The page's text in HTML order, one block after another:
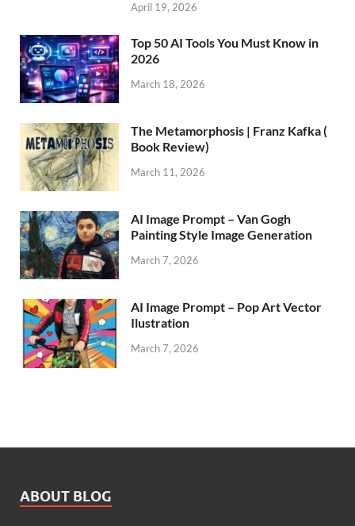
April 19, 2026
Top 50 AI Tools You Must Know in
2026
March 18, 2026
The Metamorphosis | Franz Kafka (
Book Review)
March 11, 2026
AI Image Prompt – Van Gogh
Painting Style Image Generation
March 7, 2026
AI Image Prompt – Pop Art Vector
Ilustration
March 7, 2026
ABOUT BLOG